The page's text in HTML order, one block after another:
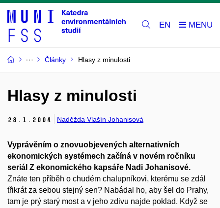
EN
Články Hlasy z minulosti
Hlasy z minulosti
28. 1. 2004 Naděžda Vlašín Johanisová
Vyprávěním o znovuobjevených alternativních
ekonomických systémech začíná v novém ročníku
seriál Z ekonomického kapsáře Nadi Johanisové.
Znáte ten příběh o chudém chalupníkovi, kterému se zdál
třikrát za sebou stejný sen? Nabádal ho, aby šel do Prahy,
tam je prý starý most a v jeho zdivu najde poklad. Když se